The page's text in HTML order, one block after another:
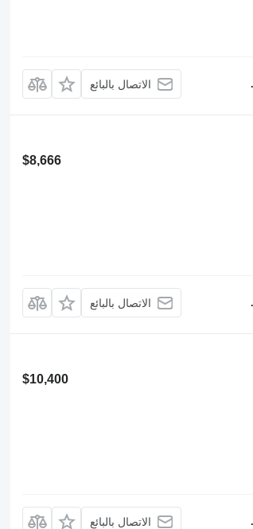
الاتصال بالبائع
$8,666
الاتصال بالبائع
$10,400
الاتصال بالبائع